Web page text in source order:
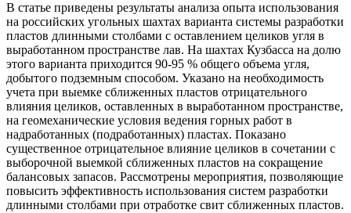
В статье приведены результаты анализа опыта использования
на российских угольных шахтах варианта системы разработки
пластов длинными столбами с оставлением целиков угля в
выработанном пространстве лав. На шахтах Кузбасса на долю
этого варианта приходится 90-95 % общего объема угля,
добытого подземным способом. Указано на необходимость
учета при выемке сближенных пластов отрицательного
влияния целиков, оставленных в выработанном пространстве,
на геомеханические условия ведения горных работ в
надработанных (подработанных) пластах. Показано
существенное отрицательное влияние целиков в сочетании с
выборочной выемкой сближенных пластов на сокращение
балансовых запасов. Рассмотрены мероприятия, позволяющие
повысить эффективность использования систем разработки
длинными столбами при отработке свит сближенных пластов.